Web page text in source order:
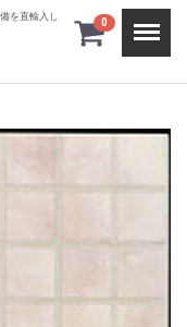
を直輸入し
0